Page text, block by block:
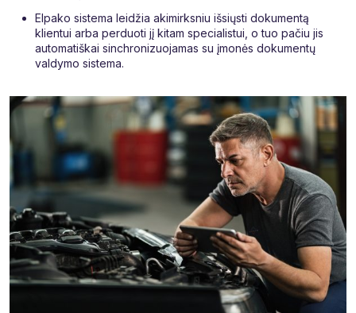
Elpako sistema leidžia akimirksniu išsiųsti dokumentą
klientui arba perduoti jį kitam specialistui, o tuo pačiu jis
automatiškai sinchronizuojamas su įmonės dokumentų
valdymo sistema.